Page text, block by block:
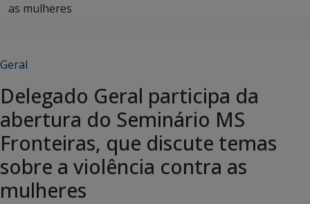
as mulheres
Geral
Delegado Geral participa da
abertura do Seminário MS
Fronteiras, que discute temas
sobre a violência contra as
mulheres